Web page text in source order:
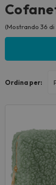
(Mostrando 36 di
Ordina per: